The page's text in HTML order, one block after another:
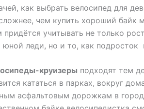
как выбрать велосипед для
чем купить хороший байк
придётся учитывать не только
леди, но и то, как подросток
-круизеры подходят тем
кататься в парках, вокруг
асфальтовым дорожкам в